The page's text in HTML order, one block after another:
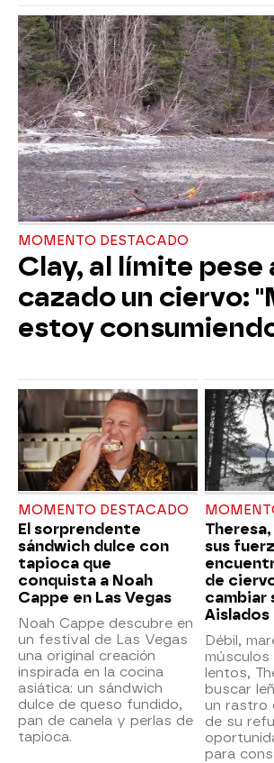
MOMENTO DESTACADO
Clay, al límite pese
cazado un ciervo:
estoy
MOMENTO DESTACADO
El sorprendente
sándwich dulce con
tapioca que
conquista a Noah
Cappe en Las Vegas
Noah Cappe descubre en
un festival de Las Vegas
una original creación
inspirada en la cocina
asiática: un sándwich
dulce de queso fundido,
pan de canela y perlas de
tapioca.
sus
de
cambiar
Aislados
Débil,
músculos
lentos,
buscar
un rastro
de su
para